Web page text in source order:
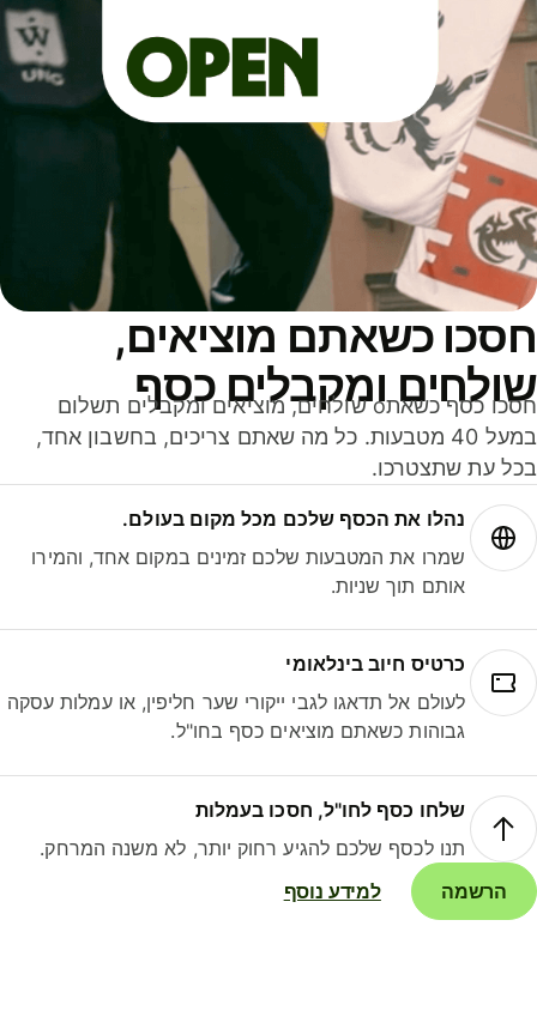
כשאתם מוציאים,
ומקבלים כסף
חסכו כסף כשאתo שולחים, מוציאים ומקבלים תשלום
במעל 40 מטבעות. כל מה שאתם צריכים, בחשבון אחד,
עת שתצטרכו.
נהלו את הכסף שלכם מכל מקום בעולם.
שמרו את המטבעות שלכם זמינים במקום אחד, והמירו
אותם תוך שניות.
כרטיס חיוב בינלאומי
לעולם אל תדאגו לגבי ייקורי שער חליפין, או עמלות עסקה
גבוהות כשאתם מוציאים כסף בחו"ל.
שלחו כסף לחו"ל, חסכו בעמלות
תנו לכסף שלכם להגיע רחוק יותר, לא משנה המרחק.
הרשמה
למידע נוסף